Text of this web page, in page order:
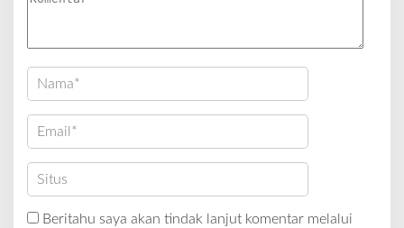
Beritahu saya akan tindak lanjut komentar melalui